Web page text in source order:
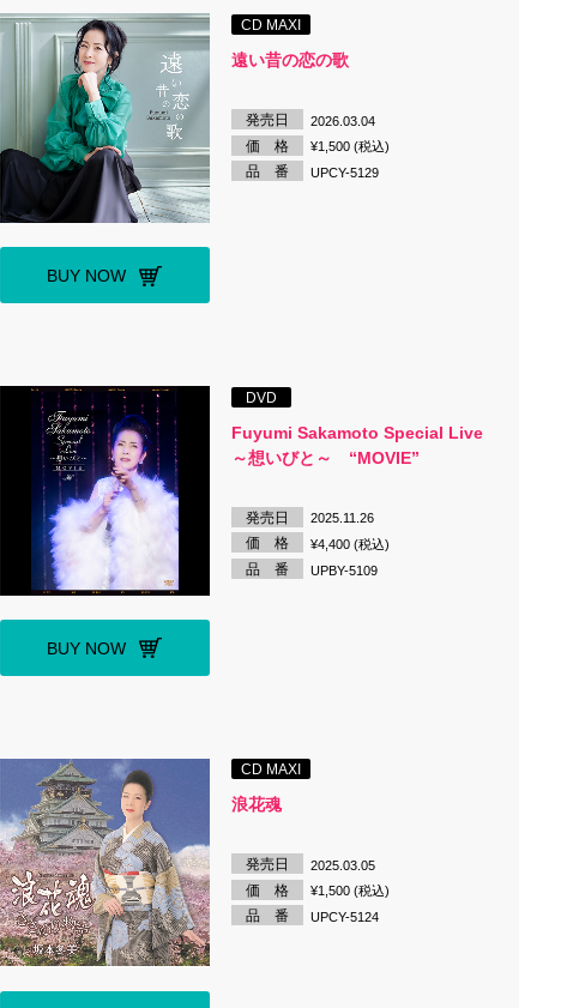
BUY NOW
CD MAXI
遠い昔の恋の歌
発売日 2026.03.04
価 格 ¥1,500 (税込)
品 番 UPCY-5129
BUY NOW
DVD
Fuyumi Sakamoto Special Live
～想いびと～ “MOVIE”
発売日 2025.11.26
価 格 ¥4,400 (税込)
品 番 UPBY-5109
CD MAXI
浪花魂
発売日 2025.03.05
価 格 ¥1,500 (税込)
品 番 UPCY-5124